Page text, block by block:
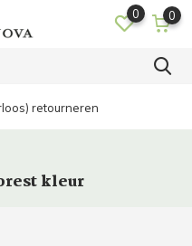
0 0
retourneren
kleur